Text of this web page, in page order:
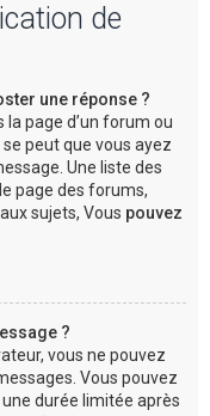
de
une réponse ?
la page d’un forum ou
se peut que vous ayez
Une liste des
page des forums,
sujets, Vous pouvez
?
vous ne pouvez
Vous pouvez
durée limitée après